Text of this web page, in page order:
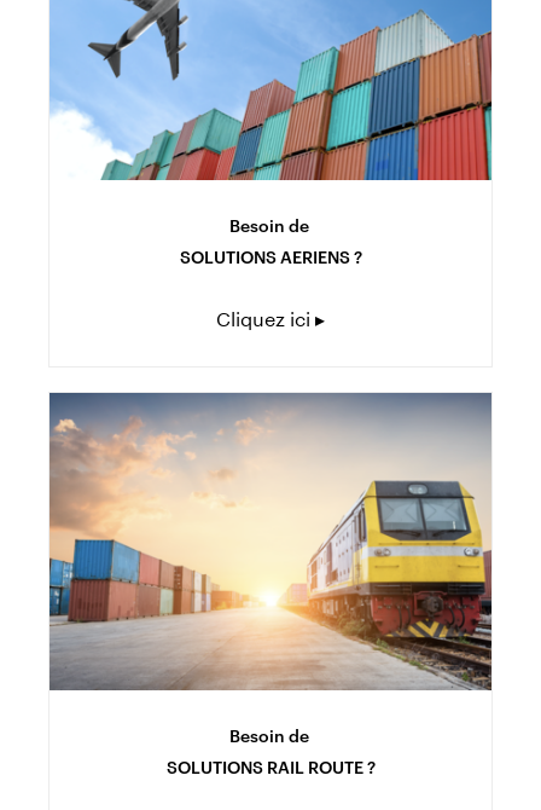
Besoin de
SOLUTIONS AERIENS ?
Cliquez ici ▸
Besoin de
SOLUTIONS RAIL ROUTE ?